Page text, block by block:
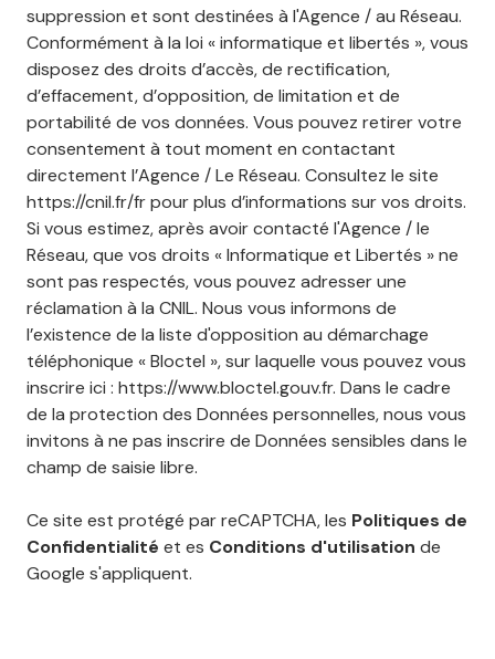
suppression et sont destinées à l'Agence / au Réseau.
Conformément à la loi « informatique et libertés », vous
disposez des droits d’accès, de rectification,
d’effacement, d’opposition, de limitation et de
portabilité de vos données. Vous pouvez retirer votre
consentement à tout moment en contactant
directement l’Agence / Le Réseau. Consultez le site
https://cnil.fr/frpour plus d’informations sur vos droits.
Si vous estimez, après avoir contacté l'Agence / le
Réseau, que vos droits « Informatique et Libertés » ne
sont pas respectés, vous pouvez adresser une
réclamation à la CNIL. Nous vous informons de
l’existence de la liste d'opposition au démarchage
téléphonique « Bloctel », sur laquelle vous pouvez vous
inscrire ici : https://www.bloctel.gouv.fr. Dans le cadre
de la protection des Données personnelles, nous vous
invitons à ne pas inscrire de Données sensibles dans le
champ de saisie libre.
Ce site est protégé par reCAPTCHA, les Politiques de
Confidentialité et es Conditions d'utilisation de
Google s'appliquent.